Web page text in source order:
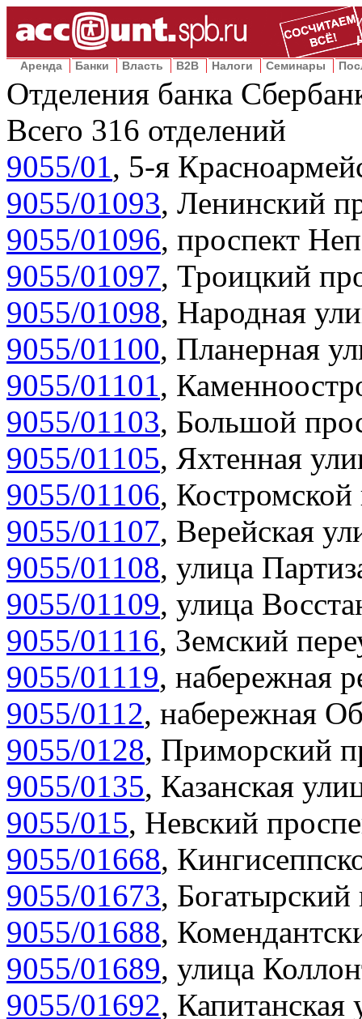
Аренда Банки Власть B2B Налоги Семинары
Отделения банка
Всего 316 отделений
9055/01, 5-я
9055/01093, Ленинский
9055/01096, проспект
9055/01097, Троицкий
9055/01098, Народная
9055/01100, Планерная
9055/01101,
9055/01103, Большой
9055/01105, Яхтенная
9055/01106, Костромской
9055/01107, Верейская
9055/01108, улица
9055/01109, улица
9055/01116, Земский
9055/01119, набережная
9055/0112, набережная
9055/0128, Приморский
9055/0135, Казанская
9055/015, Невский
9055/01668,
9055/01673, Богатырский
9055/01688,
9055/01689, улица
9055/01692, Капитанская